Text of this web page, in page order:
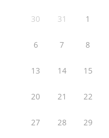
30 31 1
6 7 8
13 14 15
20 21 22
27 28 29